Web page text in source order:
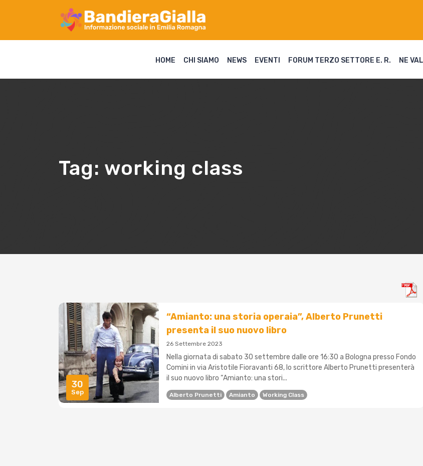
HOME CHI SIAMO NEWS EVENTI FORUM TERZO SETTORE E. R. NE
Tag: working class
30
Sep
“Amianto: una storia operaia”, Alberto Prunetti
presenta il suo nuovo libro
26 Settembre 2023
Nella giornata di sabato 30 settembre dalle ore 16:30 a Bologna presso Fondo
Comini in via Aristotile Fioravanti 68, lo scrittore Alberto Prunetti presenterà
il suo nuovo libro “Amianto: una stori...
Alberto Prunetti Amianto Working Class